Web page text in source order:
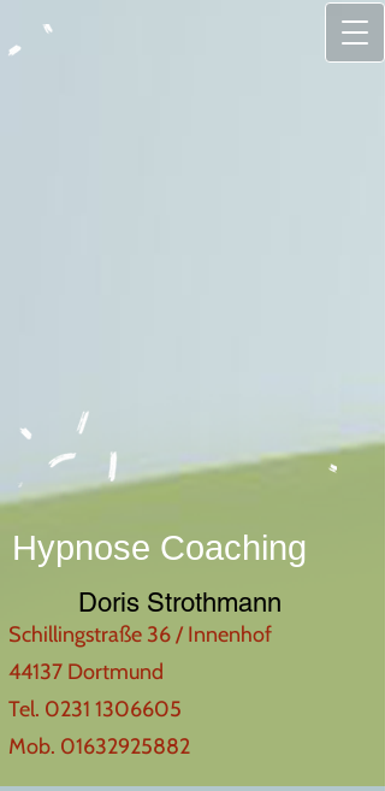
Hypnose Coaching
Doris Strothmann
Schillingstraße 36 / Innenhof
44137 Dortmund
Tel. 0231 1306605
Mob. 01632925882